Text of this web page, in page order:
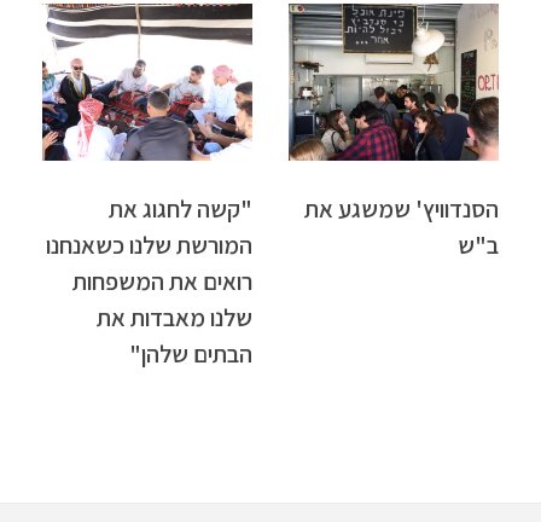
הסנדוויץ' שמשגע את
ב"ש
"קשה לחגוג את
המורשת שלנו כשאנחנו
רואים את המשפחות
שלנו מאבדות את
הבתים שלהן"